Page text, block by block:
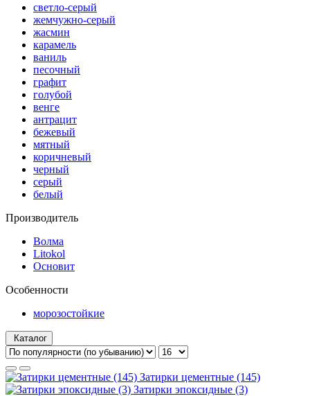
светло-серый
жемчужно-серый
жасмин
карамель
ваниль
песочный
графит
голубой
венге
антрацит
бежевый
мятный
коричневый
черный
серый
белый
Производитель
Волма
Litokol
Основит
Особенности
морозостойкие
Каталог
Затирки цементные (145)
Затирки эпоксидные (3)